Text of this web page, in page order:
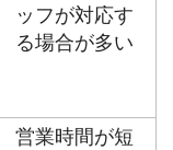
ッフが対応す
る場合が多い
営業時間が短